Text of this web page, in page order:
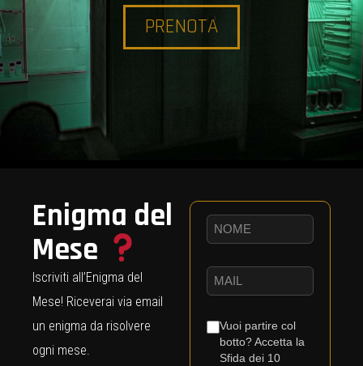
PRENOTA
Enigma del
Mese
Iscriviti all’Enigma del
Mese! Riceverai via email
un enigma da risolvere
ogni mese.
Vuoi partire col
botto? Accetta la
Sfida dei 10